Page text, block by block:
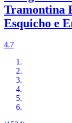
Tramontina
Esquicho e
4.7